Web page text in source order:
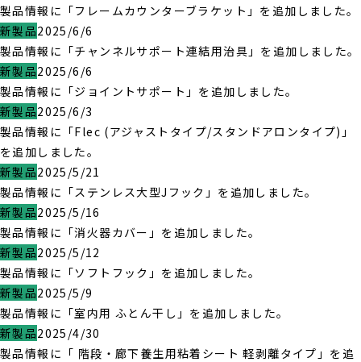
製品情報に「フレームカウンターブラケット」を追加しました。
新製品2025/6/6
製品情報に「チャンネルサポート連結用治具」を追加しました。
新製品2025/6/6
製品情報に「ジョイントサポート」を追加しました。
新製品2025/6/3
製品情報に「Flec (アジャストタイプ/スタンドアロンタイプ)」
を追加しました。
新製品2025/5/21
製品情報に「ステンレス大型Jフック」を追加しました。
新製品2025/5/16
製品情報に「消火器カバー」を追加しました。
新製品2025/5/12
製品情報に「ソフトフック」を追加しました。
新製品2025/5/9
製品情報に「室内用 ふとん干し」を追加しました。
新製品2025/4/30
製品情報に「 階段・廊下養生用粘着シート 軽剥離タイプ」を追